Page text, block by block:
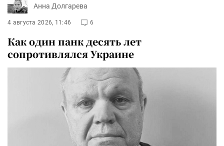
Анна Долгарева
4 августа 2026, 11:46 6
Как один панк десять лет
сопротивлялся Украине